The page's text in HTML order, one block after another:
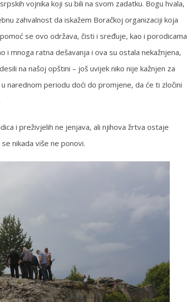
vojnika koji su bili na svom zadatku. Bogu hvala,
zahvalnost da iskažem Boračkoj organizaciji koja
se ovo održava, čisti i sređuje, kao i porodicama
i mnoga ratna dešavanja i ova su ostala nekažnjena,
na našoj opštini – još uvijek niko nije kažnjen za
narednom periodu doći do promjene, da će ti zločini
i preživjelih ne jenjava, ali njihova žrtva ostaje
nikada više ne ponovi.